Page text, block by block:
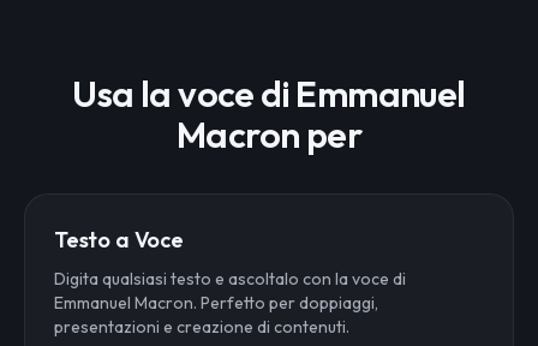
Usa la voce di Emmanuel
Macron per
Testo a Voce
Digita qualsiasi testo e ascoltalo con la voce di
Emmanuel Macron. Perfetto per doppiaggi,
presentazioni e creazione di contenuti.